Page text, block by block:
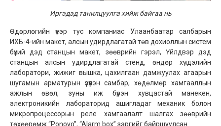
Иргэдэд танилцуулга хийж байгаа нь
Өдөрлөгийн үеэр тус компаниас Улаанбаатар салбарын
ИХБ-4-ийн макет, алсын удирдлагатай төв дохиоллын систем
бүхий дэд станцын макет, зөөврийн гэрэл, Үйлдвэр дэд
станцын алсын удирдлагатай стенд, өндөр хүчдэлийн
лаборатори, жижиг вышка, цахилгаан дамжуулах агаарын
шугамын арматурын үзүүлэн самбар, хөдөлмөр хамгааллын
ажлын өвөл, зуны иж бүрэн хувцастай манекен,
электроникийн лабораторид ашигладаг механик болон
микропроцессорын реле хамгаалалт шалгах зөөврийн
төхөөрөмж “Ponovo”, “Alarm box” зэргийг байршуулсан.